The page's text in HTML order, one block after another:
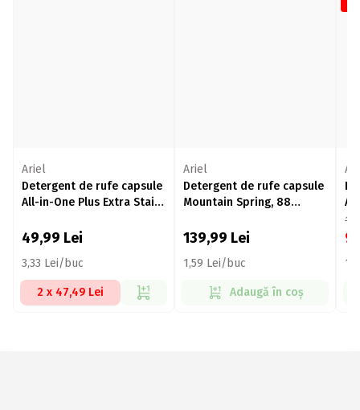
Ariel
Detergent de rufe capsule
All-in-One Plus Extra Stain
49,99 Lei
3,33 Lei/buc
2 x 47,49 Lei
Ariel
Detergent de rufe capsule
Mountain Spring, 88
139,99 Lei
1,59 Lei/buc
Adaugă în coș